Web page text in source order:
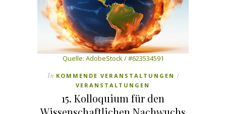
Quelle: AdobeStock / #623534591
In KOMMENDE VERANSTALTUNGEN /
VERANSTALTUNGEN
15. Kolloquium für den